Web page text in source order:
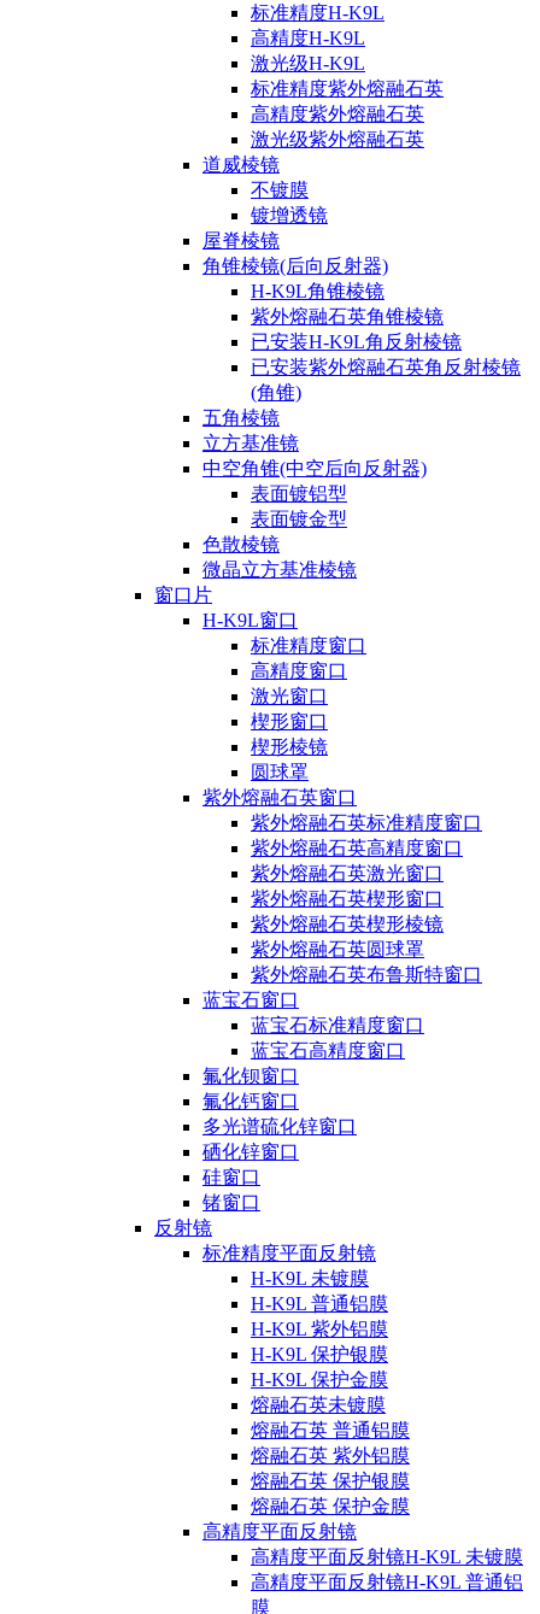
标准精度H-K9L
高精度H-K9L
激光级H-K9L
标准精度紫外熔融石英
高精度紫外熔融石英
激光级紫外熔融石英
道威棱镜
不镀膜
镀增透镜
屋脊棱镜
角锥棱镜(后向反射器)
H-K9L角锥棱镜
紫外熔融石英角锥棱镜
已安装H-K9L角反射棱镜
已安装紫外熔融石英角反射棱镜
(角锥)
五角棱镜
立方基准镜
中空角锥(中空后向反射器)
表面镀铝型
表面镀金型
色散棱镜
微晶立方基准棱镜
窗口片
H-K9L窗口
标准精度窗口
高精度窗口
激光窗口
楔形窗口
楔形棱镜
圆球罩
紫外熔融石英窗口
紫外熔融石英标准精度窗口
紫外熔融石英高精度窗口
紫外熔融石英激光窗口
紫外熔融石英楔形窗口
紫外熔融石英楔形棱镜
紫外熔融石英圆球罩
紫外熔融石英布鲁斯特窗口
蓝宝石窗口
蓝宝石标准精度窗口
蓝宝石高精度窗口
氟化钡窗口
氟化钙窗口
多光谱硫化锌窗口
硒化锌窗口
硅窗口
锗窗口
反射镜
标准精度平面反射镜
H-K9L 未镀膜
H-K9L 普通铝膜
H-K9L 紫外铝膜
H-K9L 保护银膜
H-K9L 保护金膜
熔融石英未镀膜
熔融石英 普通铝膜
熔融石英 紫外铝膜
熔融石英 保护银膜
熔融石英 保护金膜
高精度平面反射镜
高精度平面反射镜H-K9L 未镀膜
高精度平面反射镜H-K9L 普通铝
膜